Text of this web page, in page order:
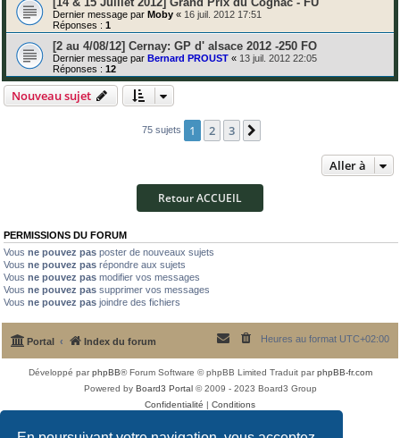
Dernier message par Moby « 16 juil. 2012 17:51
Réponses : 1
[2 au 4/08/12] Cernay: GP d' alsace 2012 -250 FO
Dernier message par Bernard PROUST « 13 juil. 2012 22:05
Réponses : 12
Nouveau sujet
75 sujets 1 2 3
Aller à
Retour ACCUEIL
PERMISSIONS DU FORUM
Vous ne pouvez pas poster de nouveaux sujets
Vous ne pouvez pas répondre aux sujets
Vous ne pouvez pas modifier vos messages
Vous ne pouvez pas supprimer vos messages
Vous ne pouvez pas joindre des fichiers
Portal Index du forum Heures au format UTC+02:00
Développé parphpBB® Forum Software © phpBB Limited Traduit parphpBB-fr.com
Powered by Board3 Portal © 2009 - 2023 Board3 Group
Confidentialité
Conditions